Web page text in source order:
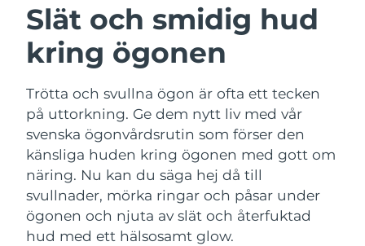
Slät och smidig hud
kring ögonen
Trötta och svullna ögon är ofta ett tecken
på uttorkning. Ge dem nytt liv med vår
svenska ögonvårdsrutin som förser den
känsliga huden kring ögonen med gott om
näring. Nu kan du säga hej då till
svullnader, mörka ringar och påsar under
ögonen och njuta av slät och återfuktad
hud med ett hälsosamt glow.